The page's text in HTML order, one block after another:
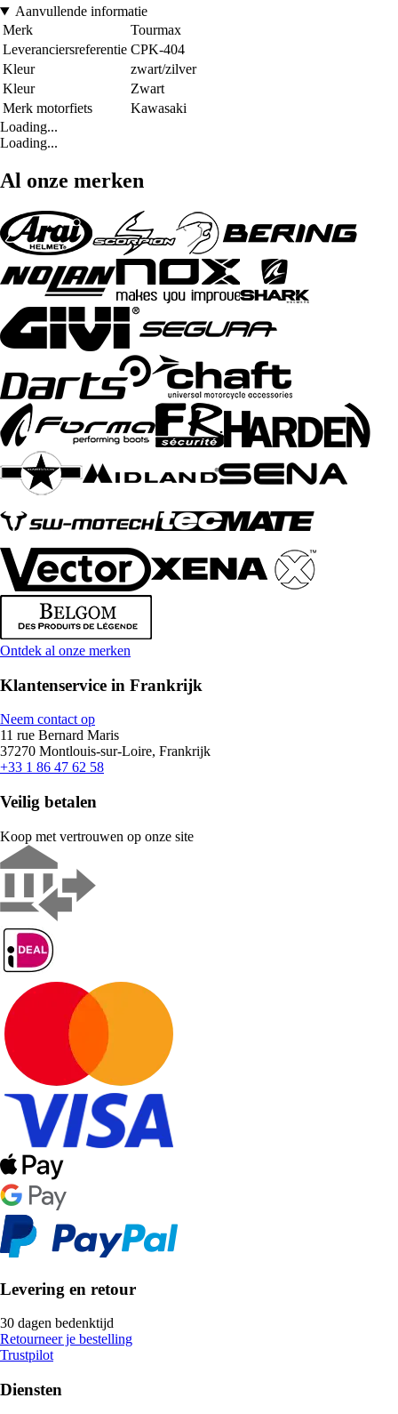
Aanvullende informatie
Merk
Tourmax
Leveranciersreferentie CPK-404
Kleur
zwart/zilver
Kleur
Zwart
Merk motorfiets
Kawasaki
Loading...
Loading...
Al onze merken
Ontdek al onze merken
Klantenservice in Frankrijk
Neem contact op
11 rue Bernard Maris
37270 Montlouis-sur-Loire, Frankrijk
+33 1 86 47 62 58
Veilig betalen
Koop met vertrouwen op onze site
Levering en retour
30 dagen bedenktijd
Retourneer je bestelling
Trustpilot
Diensten